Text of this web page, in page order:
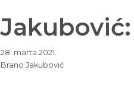
28. marta 2021.
Brano Jakubović